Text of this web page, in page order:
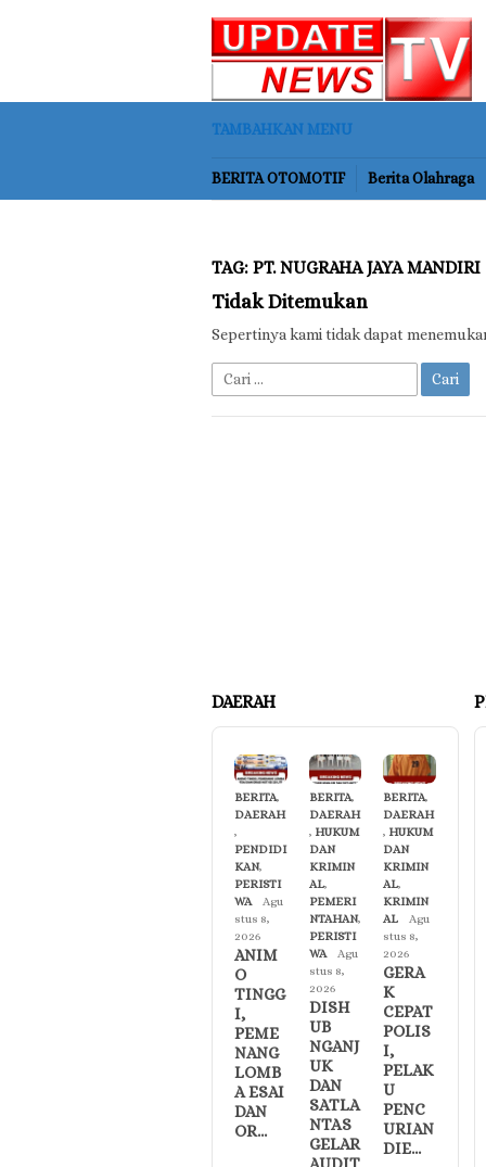
TAMBAHKAN MENU
BERITA OTOMOTIF Berita Olahraga
TAG: PT. NUGRAHA JAYA MANDIRI
Tidak Ditemukan
Sepertinya kami tidak dapat
Cari
untuk:
DAERAH
BERITA,
DAERAH
,
PENDIDI
KAN,
PERISTI
WA
Agu
stus 8,
2026
ANIM
O
TINGG
I,
PEME
NANG
LOMB
A ESAI
DAN
OR…
BERITA,
DAERAH
, HUKUM
DAN
KRIMIN
AL,
PEMERI
NTAHAN,
PERISTI
WA
Agu
stus 8,
2026
DISH
UB
NGANJ
UK
DAN
SATLA
NTAS
GELAR
BERITA,
DAERAH
, HUKUM
DAN
KRIMIN
AL,
KRIMIN
AL
Agu
stus 8,
2026
GERA
K
CEPAT
POLIS
I,
PELAK
U
PENC
URIAN
DIE…